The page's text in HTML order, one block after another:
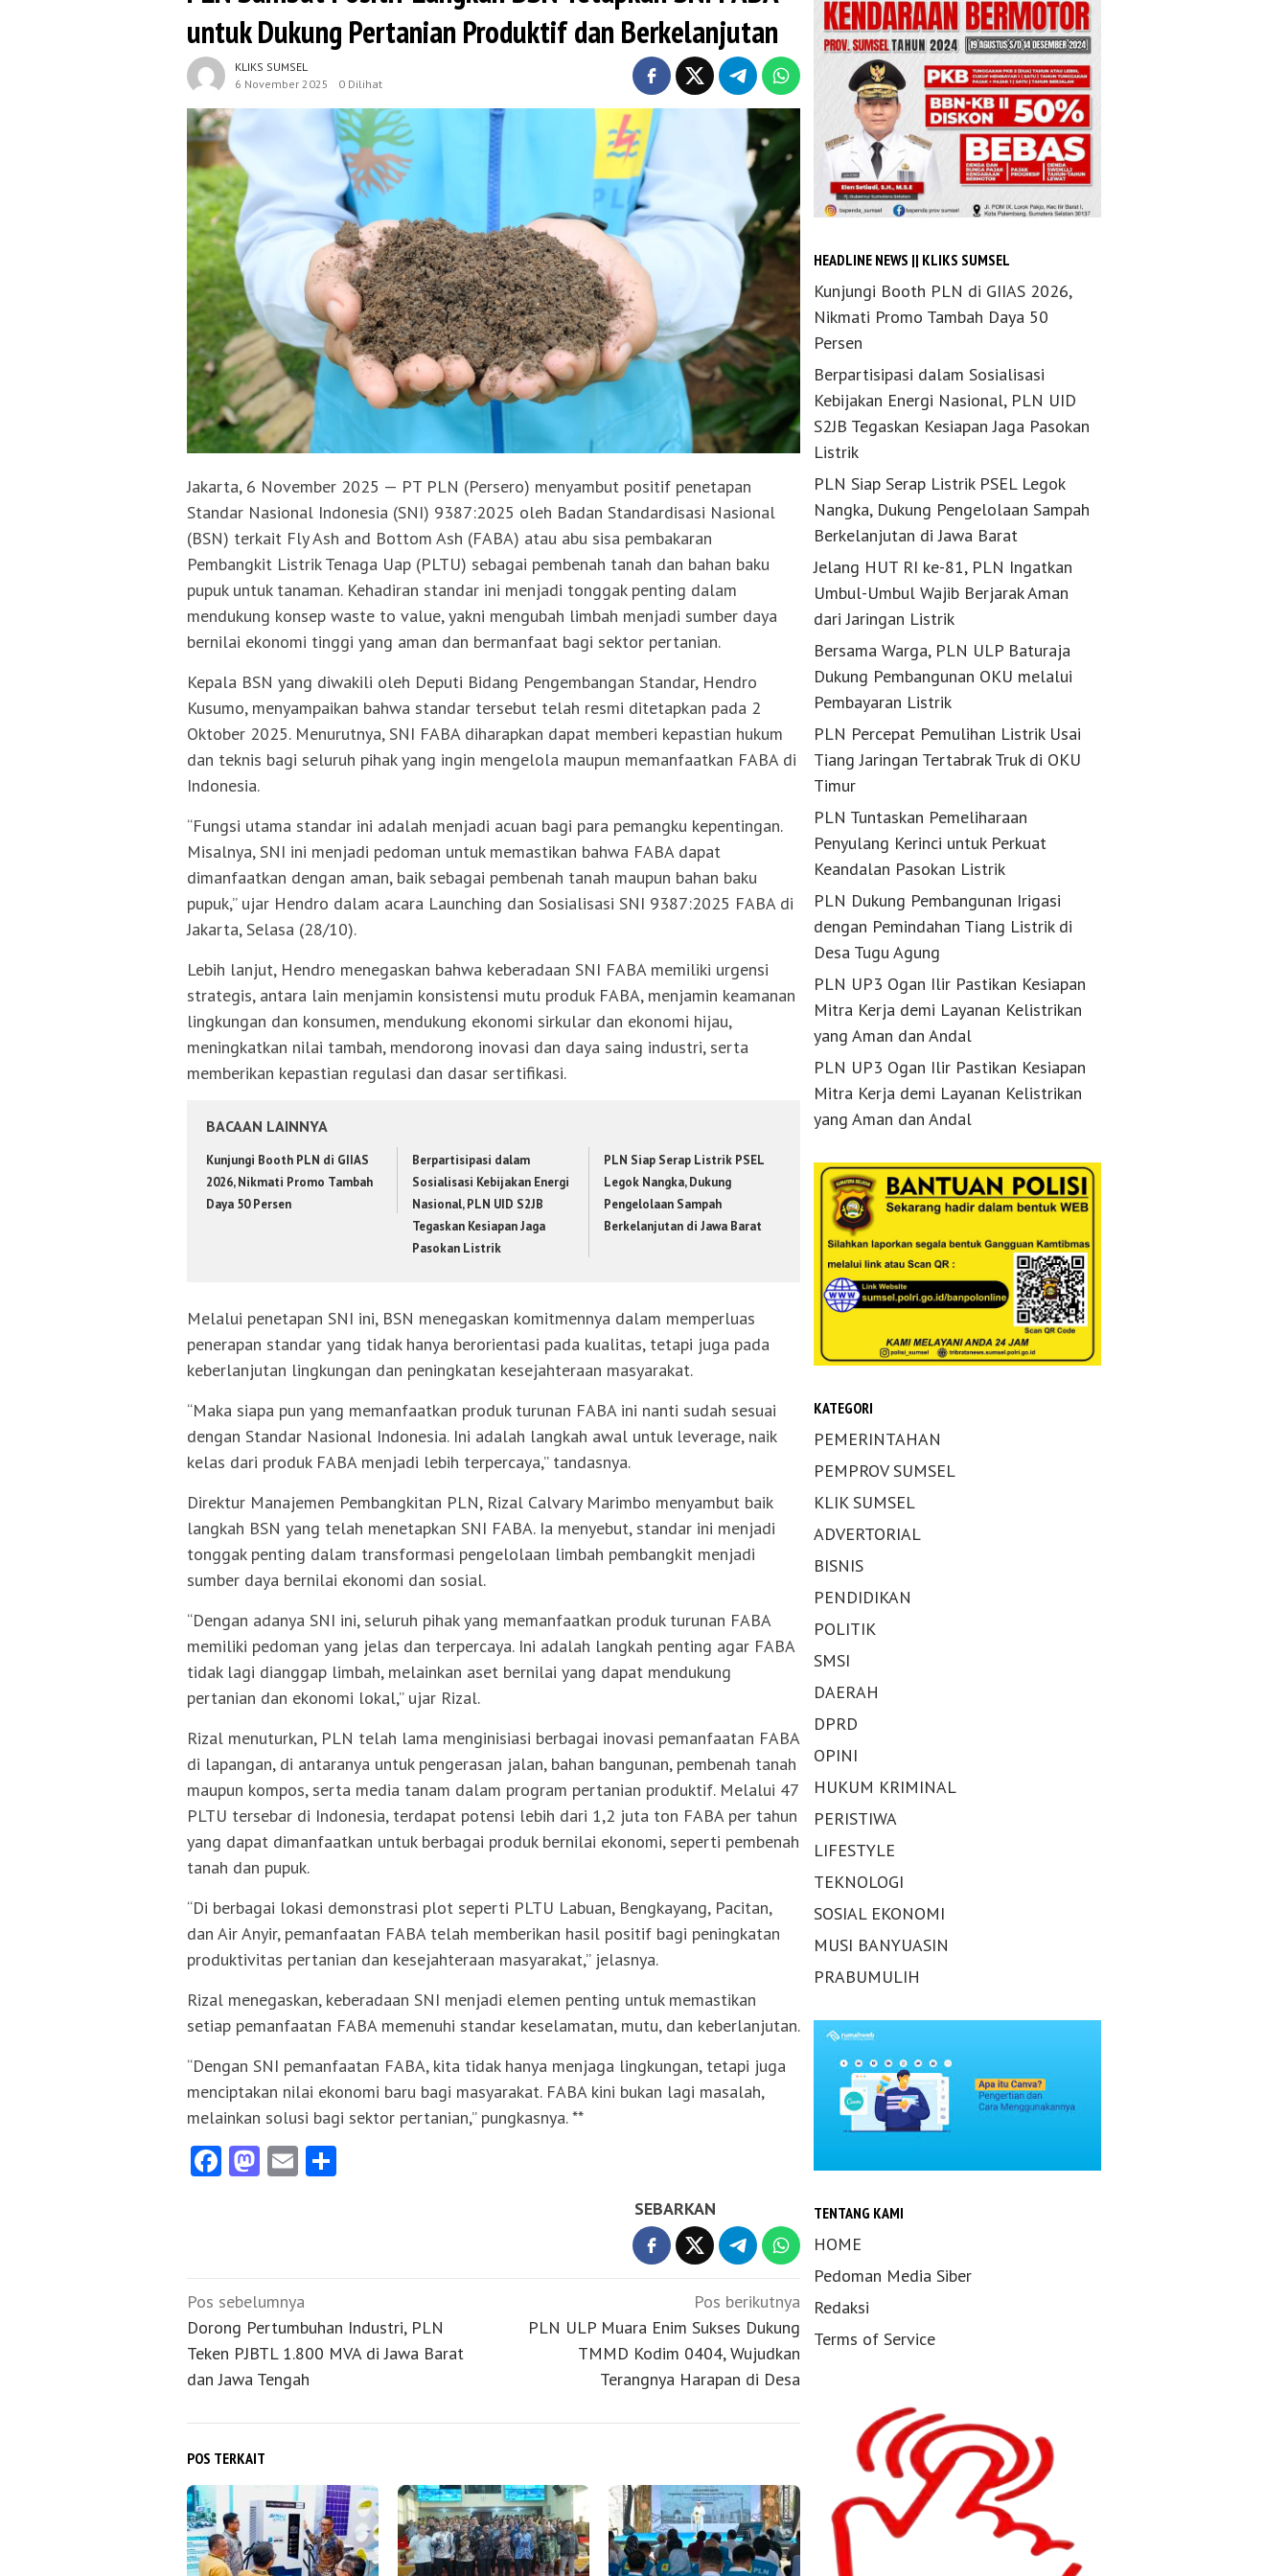
untuk Dukung Pertanian Produktif dan Berkelanjutan
KLIKS SUMSEL
6 November 2025
0 Dilihat
Jakarta, 6 November 2025 — PT PLN (Persero) menyambut positif penetapan
Standar Nasional Indonesia (SNI) 9387:2025 oleh Badan Standardisasi Nasional
(BSN) terkait Fly Ash and Bottom Ash (FABA) atau abu sisa pembakaran
Pembangkit Listrik Tenaga Uap (PLTU) sebagai pembenah tanah dan bahan baku
pupuk untuk tanaman. Kehadiran standar ini menjadi tonggak penting dalam
mendukung konsep waste to value, yakni mengubah limbah menjadi sumber daya
bernilai ekonomi tinggi yang aman dan bermanfaat bagi sektor pertanian.
Kepala BSN yang diwakili oleh Deputi Bidang Pengembangan Standar, Hendro
Kusumo, menyampaikan bahwa standar tersebut telah resmi ditetapkan pada 2
Oktober 2025. Menurutnya, SNI FABA diharapkan dapat memberi kepastian hukum
dan teknis bagi seluruh pihak yang ingin mengelola maupun memanfaatkan FABA di
Indonesia.
“Fungsi utama standar ini adalah menjadi acuan bagi para pemangku kepentingan.
Misalnya, SNI ini menjadi pedoman untuk memastikan bahwa FABA dapat
dimanfaatkan dengan aman, baik sebagai pembenah tanah maupun bahan baku
pupuk,” ujar Hendro dalam acara Launching dan Sosialisasi SNI 9387:2025 FABA di
Jakarta, Selasa (28/10).
Lebih lanjut, Hendro menegaskan bahwa keberadaan SNI FABA memiliki urgensi
strategis, antara lain menjamin konsistensi mutu produk FABA, menjamin keamanan
lingkungan dan konsumen, mendukung ekonomi sirkular dan ekonomi hijau,
meningkatkan nilai tambah, mendorong inovasi dan daya saing industri, serta
memberikan kepastian regulasi dan dasar sertifikasi.
BACAAN LAINNYA
Kunjungi Booth PLN di GIIAS
2026, Nikmati Promo Tambah
Daya 50 Persen
Berpartisipasi dalam
Sosialisasi Kebijakan Energi
Nasional, PLN UID S2JB
Tegaskan Kesiapan Jaga
Pasokan Listrik
PLN Siap Serap Listrik PSEL
Legok Nangka, Dukung
Pengelolaan Sampah
Berkelanjutan di Jawa Barat
Melalui penetapan SNI ini, BSN menegaskan komitmennya dalam memperluas
penerapan standar yang tidak hanya berorientasi pada kualitas, tetapi juga pada
keberlanjutan lingkungan dan peningkatan kesejahteraan masyarakat.
“Maka siapa pun yang memanfaatkan produk turunan FABA ini nanti sudah sesuai
dengan Standar Nasional Indonesia. Ini adalah langkah awal untuk leverage, naik
kelas dari produk FABA menjadi lebih terpercaya,” tandasnya.
Direktur Manajemen Pembangkitan PLN, Rizal Calvary Marimbo menyambut baik
langkah BSN yang telah menetapkan SNI FABA. Ia menyebut, standar ini menjadi
tonggak penting dalam transformasi pengelolaan limbah pembangkit menjadi
sumber daya bernilai ekonomi dan sosial.
“Dengan adanya SNI ini, seluruh pihak yang memanfaatkan produk turunan FABA
memiliki pedoman yang jelas dan terpercaya. Ini adalah langkah penting agar FABA
tidak lagi dianggap limbah, melainkan aset bernilai yang dapat mendukung
pertanian dan ekonomi lokal,” ujar Rizal.
Rizal menuturkan, PLN telah lama menginisiasi berbagai inovasi pemanfaatan FABA
di lapangan, di antaranya untuk pengerasan jalan, bahan bangunan, pembenah tanah
maupun kompos, serta media tanam dalam program pertanian produktif. Melalui 47
PLTU tersebar di Indonesia, terdapat potensi lebih dari 1,2 juta ton FABA per tahun
yang dapat dimanfaatkan untuk berbagai produk bernilai ekonomi, seperti pembenah
tanah dan pupuk.
“Di berbagai lokasi demonstrasi plot seperti PLTU Labuan, Bengkayang, Pacitan,
dan Air Anyir, pemanfaatan FABA telah memberikan hasil positif bagi peningkatan
produktivitas pertanian dan kesejahteraan masyarakat,” jelasnya.
Rizal menegaskan, keberadaan SNI menjadi elemen penting untuk memastikan
setiap pemanfaatan FABA memenuhi standar keselamatan, mutu, dan keberlanjutan.
“Dengan SNI pemanfaatan FABA, kita tidak hanya menjaga lingkungan, tetapi juga
menciptakan nilai ekonomi baru bagi masyarakat. FABA kini bukan lagi masalah,
melainkan solusi bagi sektor pertanian,” pungkasnya. **
Facebook
Mastodon
Email
SEBARKAN
Navigasi
pos
Pos sebelumnya
Dorong Pertumbuhan Industri, PLN
Teken PJBTL 1.800 MVA di Jawa Barat
dan Jawa Tengah
Pos berikutnya
PLN ULP Muara Enim Sukses Dukung
TMMD Kodim 0404, Wujudkan
Terangnya Harapan di Desa
POS TERKAIT
HEADLINE NEWS || KLIKS SUMSEL
Kunjungi Booth PLN di GIIAS 2026,
Nikmati Promo Tambah Daya 50
Persen
Berpartisipasi dalam Sosialisasi
Kebijakan Energi Nasional, PLN UID
S2JB Tegaskan Kesiapan Jaga Pasokan
Listrik
PLN Siap Serap Listrik PSEL Legok
Nangka, Dukung Pengelolaan Sampah
Berkelanjutan di Jawa Barat
Jelang HUT RI ke-81, PLN Ingatkan
Umbul-Umbul Wajib Berjarak Aman
dari Jaringan Listrik
Bersama Warga, PLN ULP Baturaja
Dukung Pembangunan OKU melalui
Pembayaran Listrik
PLN Percepat Pemulihan Listrik Usai
Tiang Jaringan Tertabrak Truk di OKU
Timur
PLN Tuntaskan Pemeliharaan
Penyulang Kerinci untuk Perkuat
Keandalan Pasokan Listrik
PLN Dukung Pembangunan Irigasi
dengan Pemindahan Tiang Listrik di
Desa Tugu Agung
PLN UP3 Ogan Ilir Pastikan Kesiapan
Mitra Kerja demi Layanan Kelistrikan
yang Aman dan Andal
PLN UP3 Ogan Ilir Pastikan Kesiapan
Mitra Kerja demi Layanan Kelistrikan
yang Aman dan Andal
KATEGORI
PEMERINTAHAN
PEMPROV SUMSEL
KLIK SUMSEL
ADVERTORIAL
BISNIS
PENDIDIKAN
POLITIK
SMSI
DAERAH
DPRD
OPINI
HUKUM KRIMINAL
PERISTIWA
LIFESTYLE
TEKNOLOGI
SOSIAL EKONOMI
MUSI BANYUASIN
PRABUMULIH
TENTANG KAMI
HOME
Pedoman Media Siber
Redaksi
Terms of Service